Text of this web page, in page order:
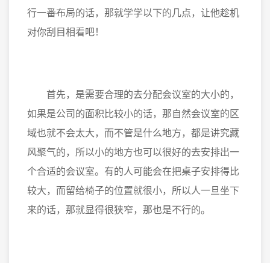
行一番布局的话，那就学学以下的几点，让他趁机
对你刮目相看吧！
首先，是需要合理的去分配会议室的大小的，
如果是公司的面积比较小的话，那自然会议室的区
域也就不会太大，而不管是什么地方，都是讲究藏
风聚气的，所以小的地方也可以很好的去安排出一
个合适的会议室。有的人可能会在把桌子安排得比
较大，而留给椅子的位置就很小，所以人一旦坐下
来的话，那就显得很狭窄，那也是不行的。